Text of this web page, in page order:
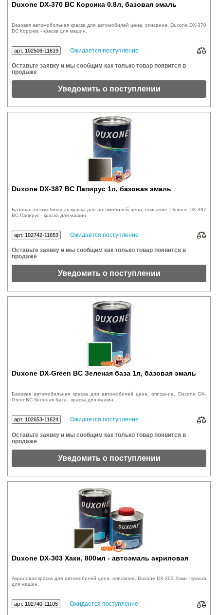
Duxone DX-370 BC Корсика 0.8л, базовая эмаль
Базовая автомобильная краска для автомобилей цена, описание. Duxone DX-370
BC Корсика - краска для машин.
арт. 102506-11619 Ожидается поступление
Оставьте заявку и мы сообщим как только товар появится в
продаже
Уведомить о поступлении
Duxone DX-387 BC Папирус 1л, базовая эмаль
Базовая автомобильная краска для автомобилей цена, описание. Duxone DX-387
BC Папирус - краска для машин.
арт. 102742-11653 Ожидается поступление
Оставьте заявку и мы сообщим как только товар появится в
продаже
Уведомить о поступлении
Duxone DX-Green BC Зеленая база 1л, базовая эмаль
Базовая автомобильная краска для автомобилей цена, описание. Duxone DX-
GreenBC Зеленая база - краска для машин.
арт. 102653-11624 Ожидается поступление
Оставьте заявку и мы сообщим как только товар появится в
продаже
Уведомить о поступлении
Duxone DX-303 Хаки, 800мл - автоэмаль акриловая
Акриловая краска для автомобилей цена, описание. Duxone DX-303 Хаки - краска
для машин.
арт. 102740-11105 Ожидается поступление